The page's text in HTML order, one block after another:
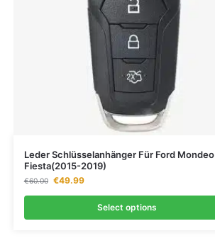
Leder Schlüsselanhänger Für Ford Mondeo
Fiesta(2015-2019)
€60.00 €49.99
Select options